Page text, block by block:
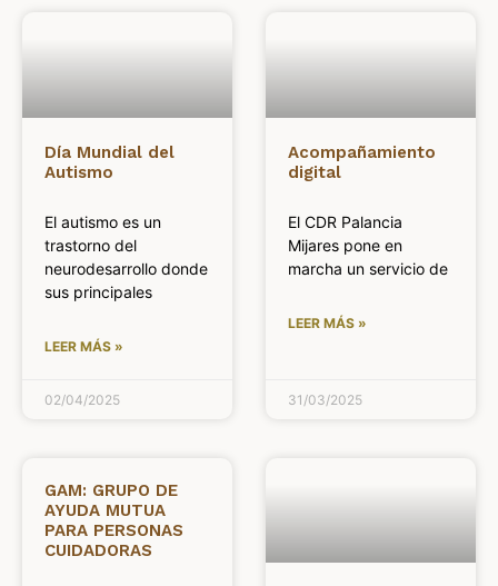
Día Mundial del
Autismo
El autismo es un
trastorno del
neurodesarrollo donde
sus principales
LEER MÁS »
02/04/2025
Acompañamiento
digital
El CDR Palancia
Mijares pone en
marcha un servicio de
LEER MÁS »
31/03/2025
GAM: GRUPO DE
AYUDA MUTUA
PARA PERSONAS
CUIDADORAS